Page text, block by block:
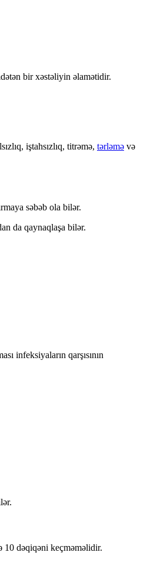
bir xəstəliyin əlamətidir.
iştahsızlıq, titrəmə, tərləmə və
səbəb ola bilər.
da qaynaqlaşa bilər.
infeksiyaların qarşısının
10 dəqiqəni keçməməlidir.